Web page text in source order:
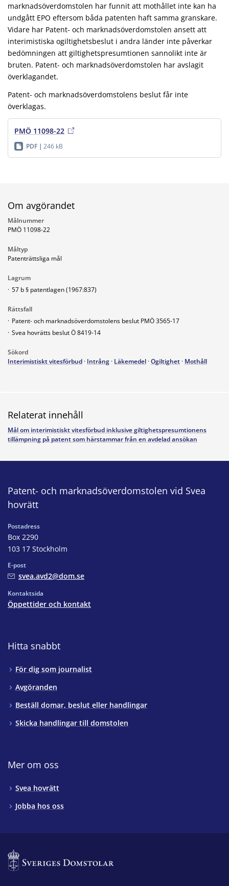
marknadsöverdomstolen har funnit att mothållet inte kan ha
undgått EPO eftersom båda patenten haft samma granskare.
Vidare har Patent- och marknadsöverdomstolen ansett att
interimistiska ogiltighetsbeslut i andra länder inte påverkar
bedömningen att giltighetspresumtionen sannolikt inte är
bruten. Patent- och marknadsöverdomstolen har avslagit
överklagandet.
Patent- och marknadsöverdomstolens beslut får inte
överklagas.
PMÖ 11098-22
PDF 246 kB
Om avgörandet
Målnummer
PMÖ 11098-22
Måltyp
Patenträttsliga mål
Lagrum
· 57 b § patentlagen (1967:837)
Rättsfall
· Patent- och marknadsöverdomstolens beslut PMÖ 3565-17
· Svea hovrätts beslut Ö 8419-14
Sökord
Interimistiskt vitesförbud · Intrång · Läkemedel ·Ogiltighet · Mothåll
Relaterat innehåll
Mål om interimistiskt vitesförbud inklusive giltighetspresumtionens
tillämpning på patent som härstammar från en avdelad ansökan
Patent- och marknadsöverdomstolen vid Svea
hovrätt
Postadress
Box 2290
103 17 Stockholm
E-post
svea.avd2@dom.se
Kontaktsida
Öppettider och kontakt
Hitta snabbt
För dig som journalist
Avgöranden
Beställ domar, beslut eller handlingar
Skicka handlingar till domstolen
Mer om oss
Svea hovrätt
Jobba hos oss